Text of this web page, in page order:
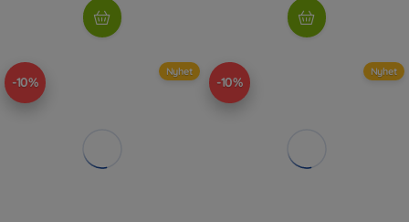
-10%
Nyhet
-10%
Nyhet